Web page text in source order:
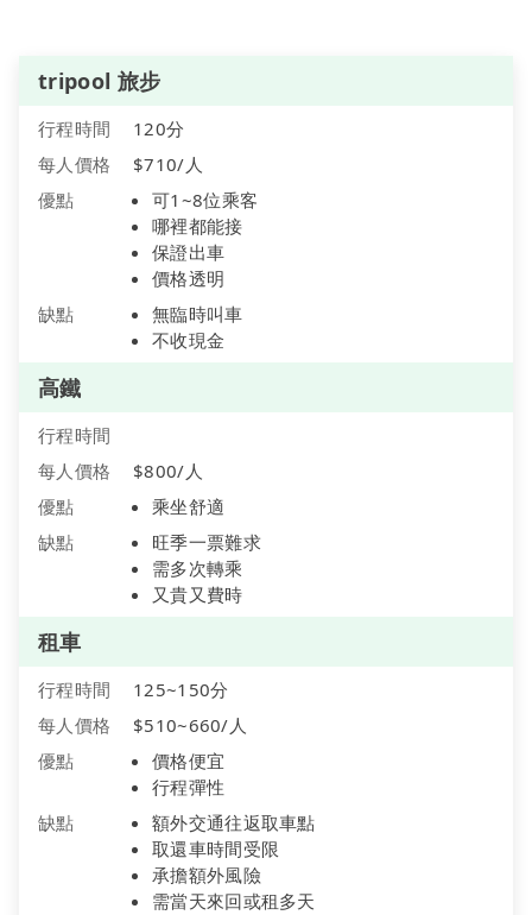
tripool 旅步
行程時間
120分
每人價格
$710/人
優點
可1~8位乘客
哪裡都能接
保證出車
價格透明
缺點
無臨時叫車
不收現金
高鐵
行程時間
每人價格
$800/人
優點
乘坐舒適
缺點
旺季一票難求
需多次轉乘
又貴又費時
租車
行程時間
125~150分
每人價格
$510~660/人
優點
價格便宜
行程彈性
缺點
額外交通往返取車點
取還車時間受限
承擔額外風險
需當天來回或租多天